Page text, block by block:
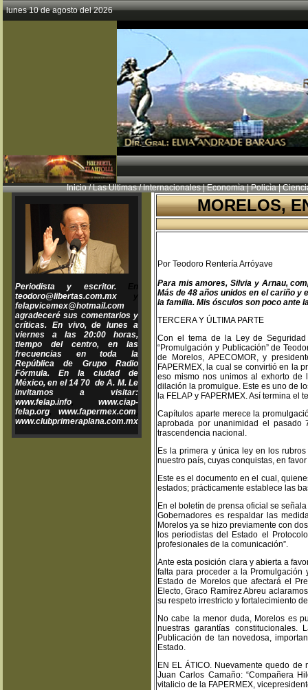
lunes 10 de agosto del 2026
Inicio/Las Ultimas/Internacionales|Economìa|Policìa|
Periodista y escritor.
teodoro@libertas.com.mx
felapvicemex@hotmail.com
agradeceré sus comentarios y
críticas. En vivo, de lunes a
viernes a las 20:00 horas,
tiempo del centro, en las
frecuencias en toda la
República de Grupo Radio
Fórmula. En la ciudad de
México, en el 14 70 de A. M. Le
invitamos a visitar:
www.felap.info
www.ciap-
felap.org
www.fapermex.com
www.clubprimeraplana.com.mx
MORELOS,
Por Teodoro Rentería Arróyave
Para mis amores, Silvia y Arnau,
Más de 48 años unidos en el cariño y
la familia. Mis ósculos son poco ante
TERCERA Y ÚLTIMA PARTE
Con el tema de la Ley de Seguridad
“Promulgación y Publicación” de
de Morelos, APECOMOR, y
FAPERMEX, la cual se convirtió en la
eso mismo nos unimos al exhorto de
dilación la promulgue. Este es uno de
la FELAP y FAPERMEX. Así termina el
Capítulos aparte merece la
aprobada por unanimidad el
trascendencia nacional.
Es la primera y única ley en los
nuestro país, cuyas conquistas, en
Este es el documento en el cual,
estados; prácticamente establece las
En el boletín de prensa oficial se
Gobernadores es respaldar las
Morelos ya se hizo previamente con
los periodistas del Estado el
profesionales de la comunicación”.
Ante esta posición clara y abierta a
falta para proceder a la
Estado de Morelos que afectará el
Electo, Graco Ramírez Abreu
su respeto irrestricto y fortalecimiento
No cabe la menor duda, Morelos es
nuestras garantías
Publicación de tan novedosa,
Estado.
EN EL ÁTICO. Nuevamente quedo
Juan Carlos Camaño: “Compañera
vitalicio de la FAPERMEX,